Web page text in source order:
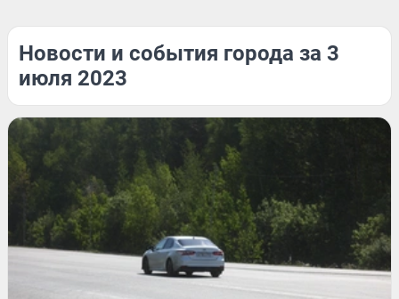
Новости и события города за 3
июля 2023